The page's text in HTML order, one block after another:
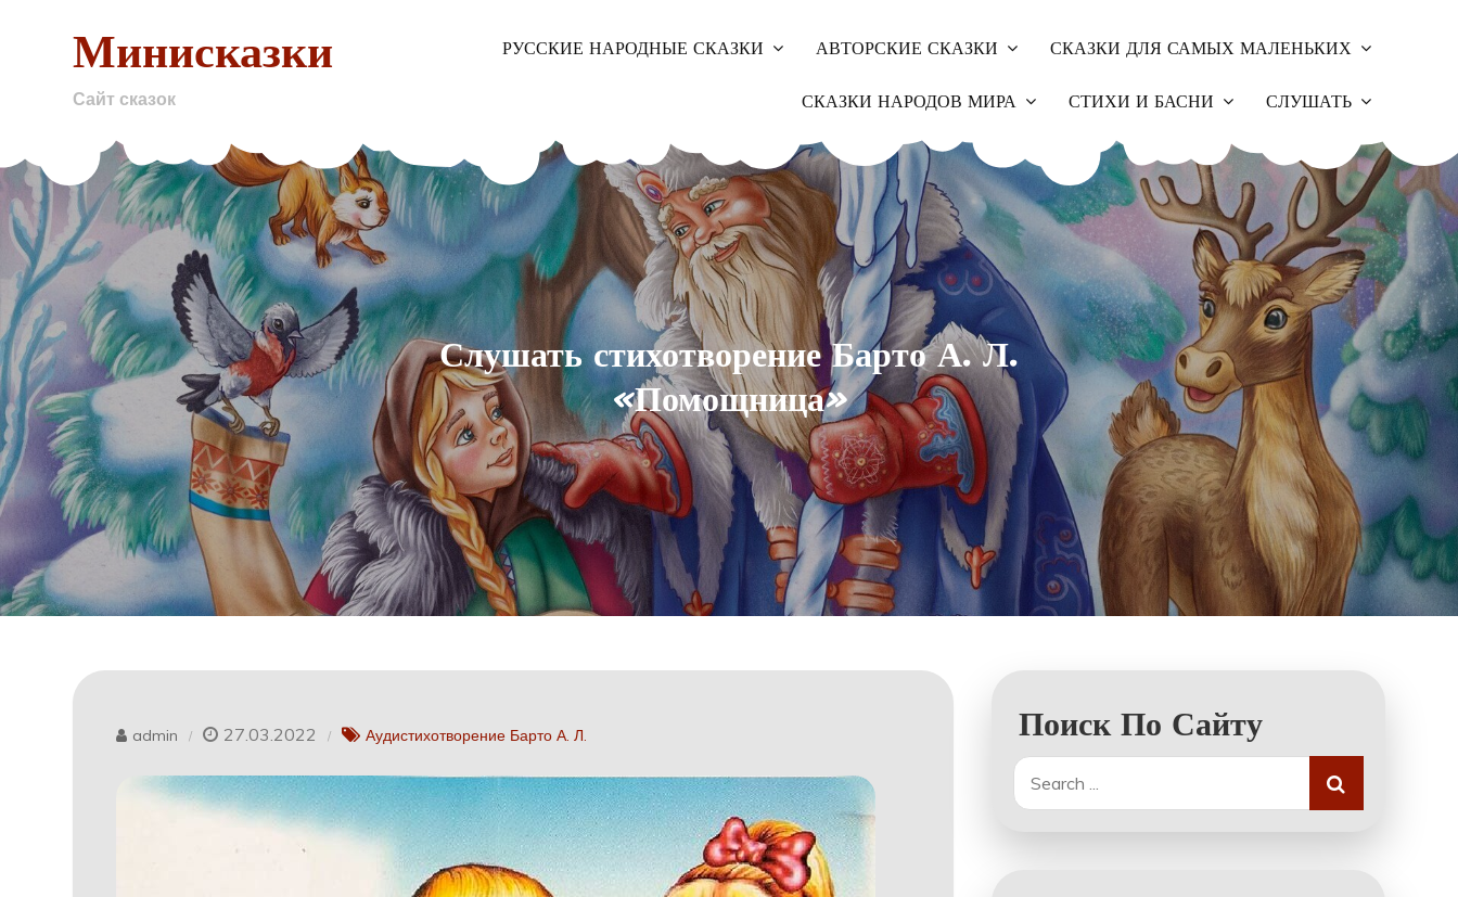
Минисказки
Сайт сказок
РУССКИЕ НАРОДНЫЕ СКАЗКИ АВТОРСКИЕ СКАЗКИ СКАЗКИ ДЛЯ САМЫХ МАЛЕНЬКИХ
СКАЗКИ НАРОДОВ МИРА СТИХИ И БАСНИ СЛУШАТЬ
Слушать стихотворение Барто А. Л.
«Помощница»
admin 27.03.2022 Аудистихотворение Барто А. Л. Поиск По Сайту
Search
for: